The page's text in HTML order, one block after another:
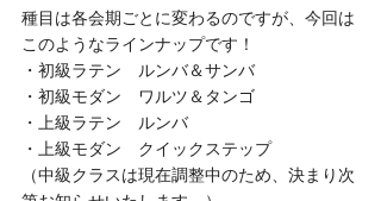
種目は各会期ごとに変わるのですが、今回は
このようなラインナップです！
・初級ラテン　ルンバ＆サンバ
・初級モダン　ワルツ＆タンゴ
・上級ラテン　ルンバ
・上級モダン　クイックステップ
（中級クラスは現在調整中のため、決まり次